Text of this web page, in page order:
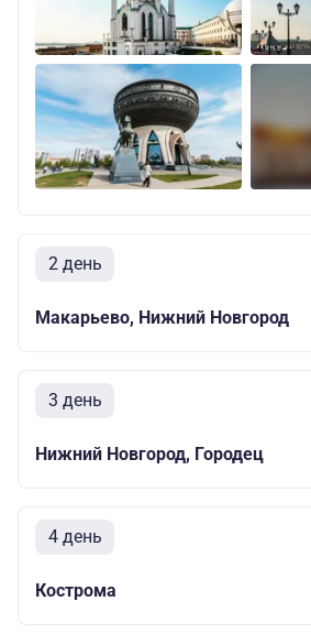
2 день
Макарьево, Нижний Новгород
3 день
Нижний Новгород, Городец
4 день
Кострома